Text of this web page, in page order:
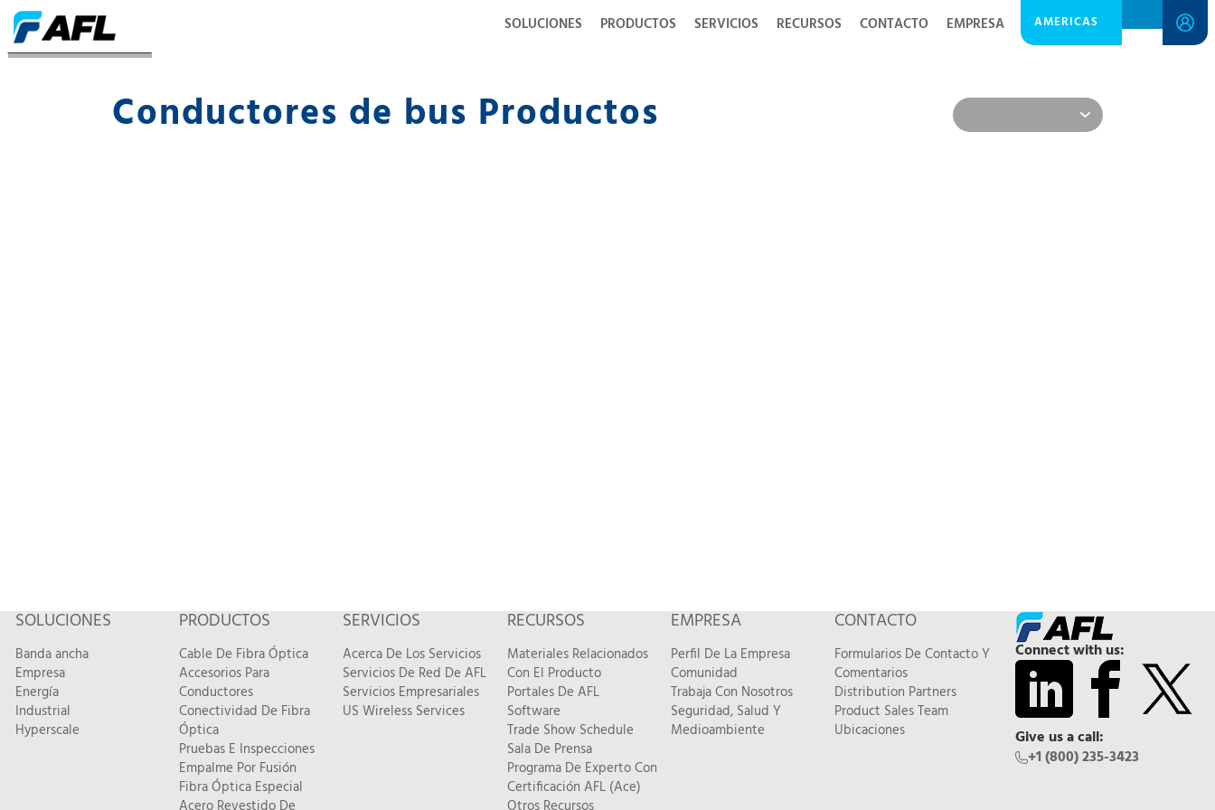
SOLUCIONES PRODUCTOS SERVICIOS RECURSOS CONTACTO EMPRESA AMERICAS
Conductores de autobús
Conductores de bus Productos
SOLUCIONES
Banda ancha
Empresa
Energía
Industrial
Hyperscale
PRODUCTOS
Cable De Fibra Óptica
Accesorios Para
Conductores
Conectividad De Fibra
Óptica
Pruebas E Inspecciones
Empalme Por Fusión
Fibra Óptica Especial
SERVICIOS
Acerca De Los Servicios
Servicios De Red De AFL
Servicios Empresariales
US Wireless Services
RECURSOS
Materiales Relacionados
Con El Producto
Portales De AFL
Software
Trade Show Schedule
Sala De Prensa
Programa De Experto Con
Certificación AFL (Ace)
EMPRESA
Perfil De La Empresa
Comunidad
Trabaja Con Nosotros
Seguridad, Salud Y
Medioambiente
CONTACTO
Formularios De Contacto Y
Comentarios
Distribution Partners
Product Sales Team
Ubicaciones
Connect with us:
Give us a call:
+1 (800) 235-3423